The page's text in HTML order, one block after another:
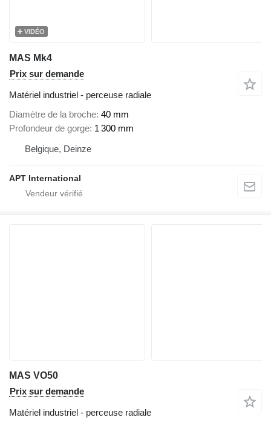
VIDÉO
MAS Mk4
Prix sur demande
Matériel industriel - perceuse radiale
Diamètre de la broche 40 mm
Profondeur de gorge 1 300 mm
Belgique, Deinze
APT International
MAS VO50
Prix sur demande
Matériel industriel - perceuse radiale